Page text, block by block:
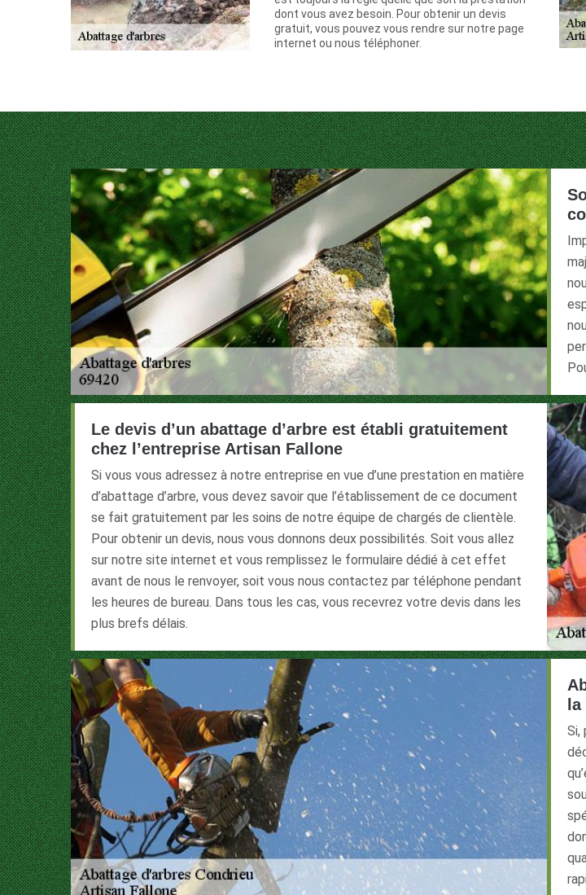
dont vous avez besoin. Pour obtenir un devis
gratuit, vous pouvez vous rendre sur notre page
internet ou nous téléphoner.
Le devis d’un abattage d’arbre est établi gratuitement
chez l’entreprise Artisan Fallone
Si vous vous adressez à notre entreprise en vue d’une prestation en matière
d’abattage d’arbre, vous devez savoir que l’établissement de ce document
se fait gratuitement par les soins de notre équipe de chargés de clientèle.
Pour obtenir un devis, nous vous donnons deux possibilités. Soit vous allez
sur notre site internet et vous remplissez le formulaire dédié à cet effet
avant de nous le renvoyer, soit vous nous contactez par téléphone pendant
les heures de bureau. Dans tous les cas, vous recevrez votre devis dans les
plus brefs délais.
Si,